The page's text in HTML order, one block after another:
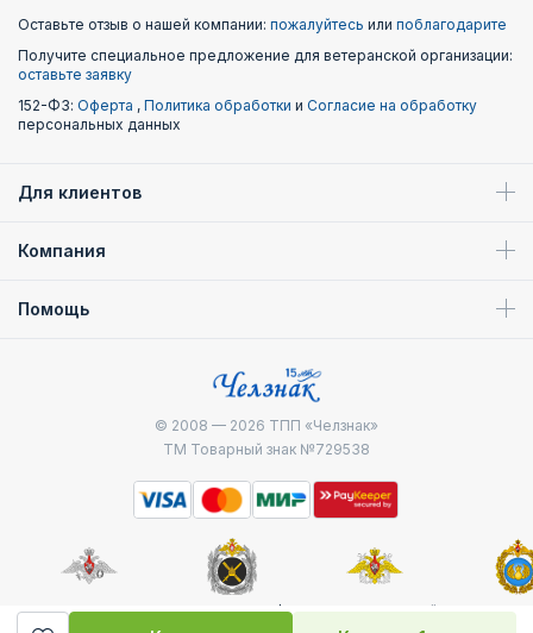
Оставьте отзыв о нашей компании: пожалуйтесь или поблагодарите
Получите специальное предложение для ветеранской организации:
оставьте заявку
152-ФЗ: Оферта , Политика обработки и Согласие на обработку
персональных данных
Для клиентов
Компания
Помощь
© 2008 — 2026 ТПП «Челзнак»
ТМ Товарный знак №729538
Министерство
Генштаб ВС РФ
Военно-морской